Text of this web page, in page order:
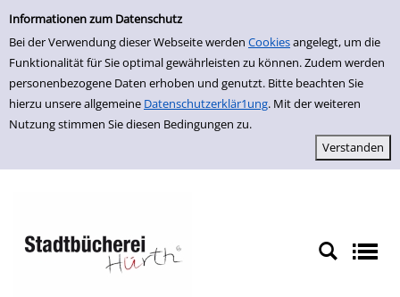
Einfache Suche
Informationen zum Datenschutz
Bei der Verwendung dieser Webseite werden Cookiesangelegt, um die
Funktionalität für Sie optimal gewährleisten zu können. Zudem werden
personenbezogene Daten erhoben und genutzt. Bitte beachten Sie
hierzu unsere allgemeine Datenschutzerklär1ung. Mit der weiteren
Nutzung stimmen Sie diesen Bedingungen zu.
zur Navigation springen
zum Inhalt springen
Zur Detailanzeige springen